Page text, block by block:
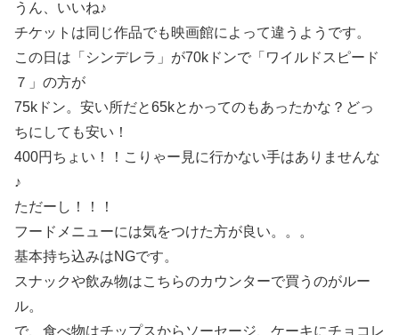
うん、いいね♪
チケットは同じ作品でも映画館によって違うようです。
この日は「シンデレラ」が70kドンで「ワイルドスピード
７」の方が
75kドン。安い所だと65kとかってのもあったかな？どっ
ちにしても安い！
400円ちょい！！こりゃー見に行かない手はありませんな
♪
ただーし！！！
フードメニューには気をつけた方が良い。。。
基本持ち込みはNGです。
スナックや飲み物はこちらのカウンターで買うのがルー
ル。
で、食べ物はチップスからソーセージ、ケーキにチョコレ